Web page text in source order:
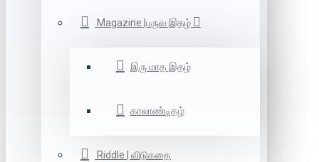
Magazine |பருவ இதழ்
இரு மாத இதழ்
காலாண்டிதழ்
Riddle | விடுகதை